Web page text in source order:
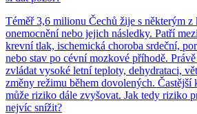
Téměř 3,6 milionu Čechů žije s některým z
onemocnění nebo jejich následky. Patří
krevní tlak, ischemická choroba srdeční,
nebo stav po cévní mozkové příhodě.
zvládat vysoké letní teploty, dehydrataci,
změny režimu během dovolených. Častější
může riziko dále zvyšovat. Jak tedy riziko
nejvíc snížit?